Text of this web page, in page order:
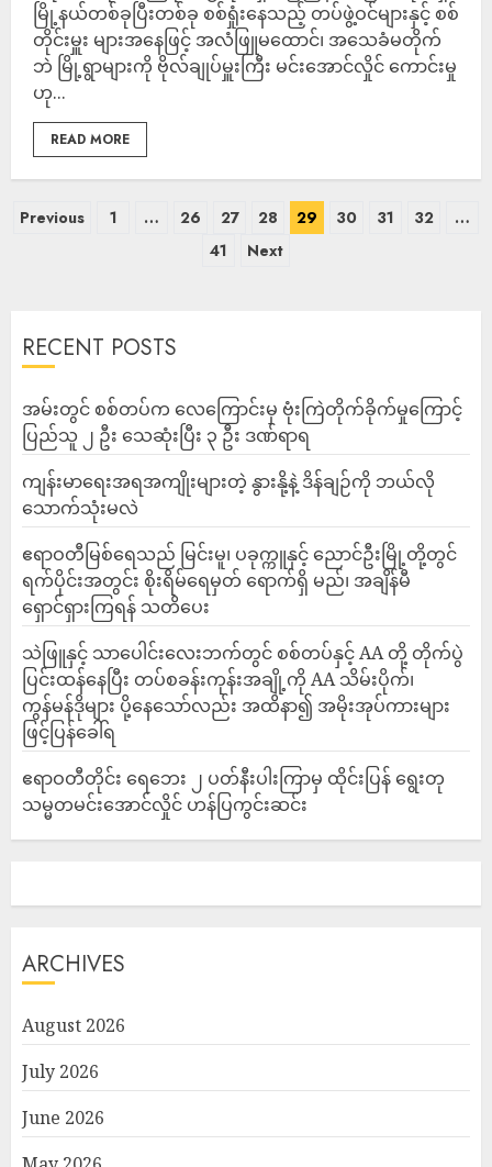
မြို့နယ်တစ်ခုပြီးတစ်ခု စစ်ရှုံးနေသည့် တပ်ဖွဲ့ဝင်များနှင့် စစ်
တိုင်းမှူး များအနေဖြင့် အလံဖြူမထောင်၊ အသေခံမတိုက်
ဘဲ မြို့ရွာများကို ဗိုလ်ချုပ်မှူးကြီး မင်းအောင်လှိုင် ကောင်းမှု
ဟု...
READ MORE
Previous 1 … 26 27 28 29 30 31 32
…
41
Next
RECENT POSTS
‎အမ်းတွင် စစ်တပ်က လေကြောင်းမှ ဗုံးကြဲတိုက်ခိုက်မှုကြောင့်
ပြည်သူ ၂ ဦး သေဆုံးပြီး ၃ ဦး ဒဏ်ရာရ
ကျန်းမာရေးအရအကျိုးများတဲ့ နွားနို့နဲ့ ဒိန်ချဉ်ကို ဘယ်လို
သောက်သုံးမလဲ
ဧရာဝတီမြစ်ရေသည် မြင်းမူ၊ ပခုက္ကူနှင့် ညောင်ဦးမြို့တို့တွင်
ရက်ပိုင်းအတွင်း စိုးရိမ်ရေမှတ် ရောက်ရှိ မည်၊ အချိန်မီ
ရှောင်ရှားကြရန် သတိပေး
သဲဖြူနှင့် သာပေါင်းလေးဘက်တွင် စစ်တပ်နှင့် AA တို့ တိုက်ပွဲ
ပြင်းထန်‌နေပြီး တပ်စခန်းကုန်းအချို့ကို AA သိမ်းပိုက်၊
ကွန်မန်ဒိုများ ပို့နေသော်လည်း အထိနာ၍ အမိုးအုပ်ကားများ
ဖြင့်ပြန်ခေါ်ရ
ဧရာဝတီတိုင်း ရေဘေး ၂ ပတ်နီးပါးကြာမှ ထိုင်းပြန် ရွေးတု
သမ္မတမင်းအောင်လှိုင် ဟန်ပြကွင်းဆင်း
ARCHIVES
August 2026
July 2026
June 2026